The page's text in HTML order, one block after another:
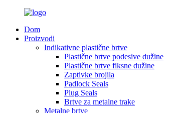
Dom
Proizvodi
Indikativne plastične brtve
Plastične brtve podesive dužine
Plastične brtve fiksne dužine
Zaptivke brojila
Padlock Seals
Plug Seals
Brtve za metalne trake
Metalne brtve